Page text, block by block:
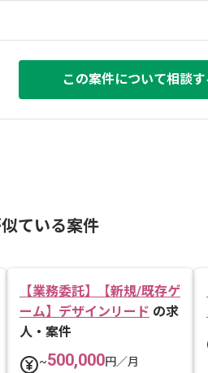
この案件について相談す
ている案件
【業務委託】【新規/既存ゲ
ーム】デザインリード の求
人・案件
~500,000円／月